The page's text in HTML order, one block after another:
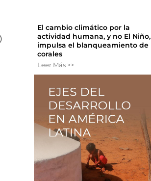
El cambio climático por la
actividad humana, y no El Niño,
impulsa el blanqueamiento de
corales
Leer Más >>